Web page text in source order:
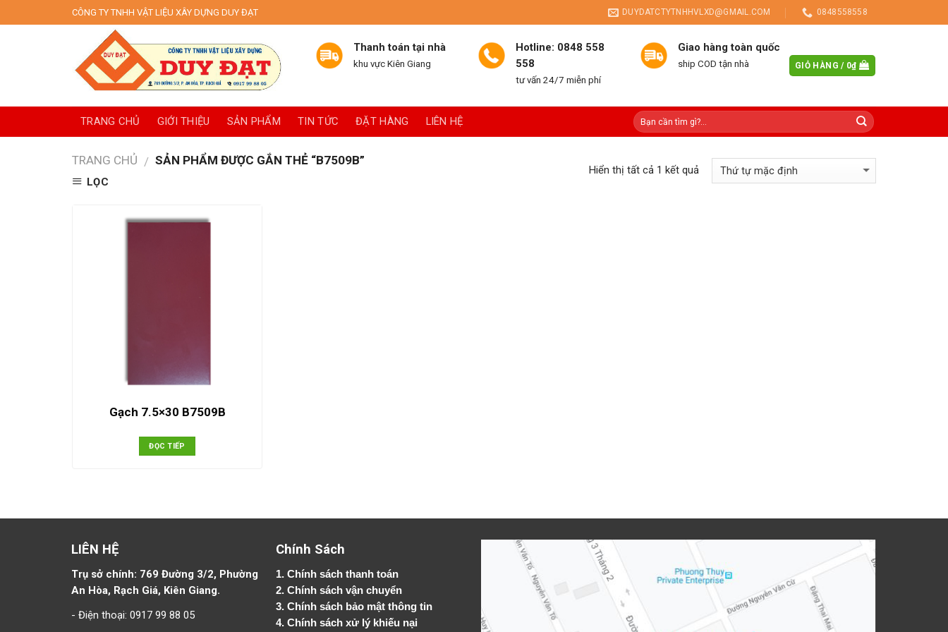
to
CÔNG TY TNHH VẬT LIỆU XÂY DỰNG DUY ĐẠT DUYDATCTYTNHHVLXD@GMAIL.COM 0848558558
Thanh toán tại nhà
khu vực Kiên Giang
Hotline: 0848 558
558
tư vấn 24/7 miễn phí
Giao hàng toàn quốc
ship COD tận nhà GIỎ HÀNG / 0₫
TRANG CHỦ GIỚI THIỆU SẢN PHẨM TIN TỨC ĐẶT HÀNG LIÊN HỆ
TRANG CHỦ / SẢN PHẨM ĐƯỢC GẮN THẺ “B7509B”
LỌC
Hiển thị tất cả 1 kết quả
Gạch 7.5×30 B7509B
ĐỌC TIẾP
LIÊN HỆ
Trụ sở chính: 769 Đường 3/2, Phường
An Hòa, Rạch Giá, Kiên Giang.
- Điện thoại: 0917 99 88 05
Chính Sách
1.Chính sách thanh toán
2.Chính sách vận chuyển
3. Chính sách bảo mật thông tin
4.Chính sách xử lý khiếu nại